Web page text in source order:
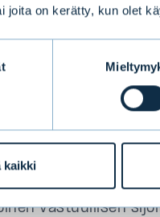
joita on kerätty, kun olet
kaikki
sosiaaliset
jotka
vastuullisen